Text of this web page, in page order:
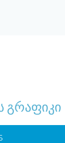
გრაფიკი